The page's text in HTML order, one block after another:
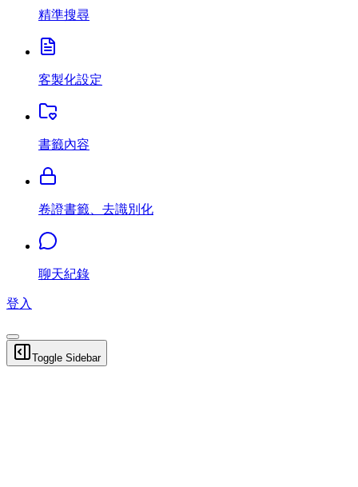
精準搜尋
客製化設定
書籤內容
卷證書籤、去識別化
聊天紀錄
登入
Toggle Sidebar